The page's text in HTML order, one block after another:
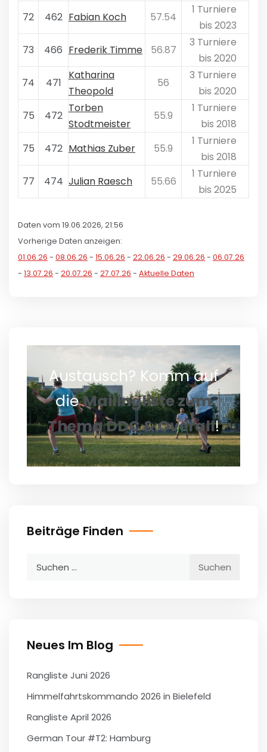
72
462 Fabian Koch 57.54
1 Turniere
bis 2023
73
466 Frederik Timme 56.87
3 Turniere
bis 2020
74
471
Katharina
Theopold
56
3 Turniere
bis 2020
75
472
Torben
Stodtmeister
55.9
1 Turniere
bis 2018
75
472 Mathias Zuber 55.9
1 Turniere
bis 2018
77
474 Julian Raesch 55.66
1 Turniere
bis 2025
Daten vom 19.06.2026, 21:56
Vorherige Daten anzeigen:
01.06.26 - 08.06.26 - 15.06.26 - 22.06.26 - 29.06.26 - 06.07.26
- 13.07.26 - 20.07.26 - 27.07.26 - Aktuelle Daten
Austausch? Komm auf
dieMailingliste zum
Thema DDC & Overall!
Beiträge Finden
Neues Im Blog
Rangliste Juni 2026
Himmelfahrtskommando 2026 in Bielefeld
Rangliste April 2026
German Tour #T2: Hamburg